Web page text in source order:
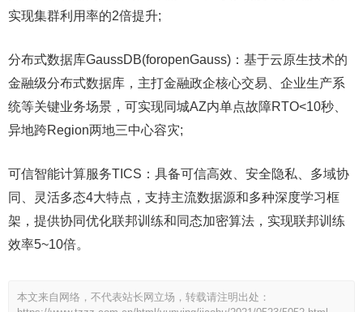
实现集群利用率的2倍提升;
分布式数据库GaussDB(foropenGauss)：基于云原生技术的
金融级分布式数据库，主打金融政企核心交易、企业生产系
统等关键业务场景，可实现同城AZ内单点故障RTO<10秒、
异地跨Region两地三中心容灾;
可信智能计算服务TICS：具备可信高效、安全隐私、多域协
同、灵活多态4大特点，支持主流数据源和多种深度学习框
架，提供协同优化联邦训练和同态加密算法，实现联邦训练
效率5~10倍。
本文来自网络，不代表站长网立场，转载请注明出处：